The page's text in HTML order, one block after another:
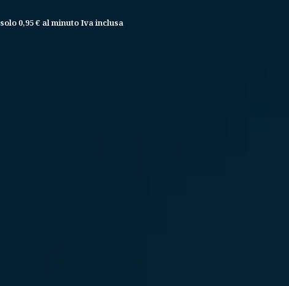
solo 0,95 € al minuto Iva inclusa